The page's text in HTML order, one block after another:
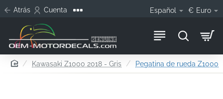
Atrás Cuenta Español € Euro
homeKawasaki Z1000 2018 - Gris Pegatina de rueda Z1000